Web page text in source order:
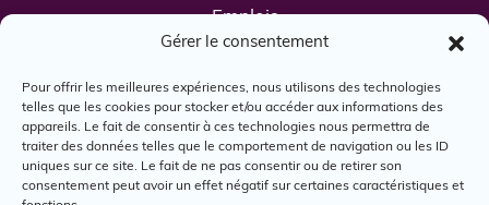
Gérer le consentement
Pour offrir les meilleures expériences, nous utilisons des technologies
telles que les cookies pour stocker et/ou accéder aux informations des
appareils. Le fait de consentir à ces technologies nous permettra de
traiter des données telles que le comportement de navigation ou les ID
uniques sur ce site. Le fait de ne pas consentir ou de retirer son
consentement peut avoir un effet négatif sur certaines caractéristiques et
Emplois
Services
Engagés
Boîte à outils
Nous joindre